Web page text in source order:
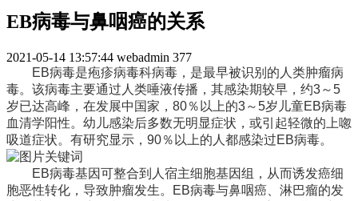
EB病毒与鼻咽癌的关系
2021-05-14 13:57:44 webadmin 377
EB病毒是疱疹病毒科病毒，是最早被识别的人类肿瘤病
毒。该病毒主要通过人类唾液传播，其感染期较早，约3～5
岁已达高峰，在发展中国家，80％以上的3～5岁儿童EB病毒
血清学阳性。幼儿感染后多数无明显症状，或引起轻微的上唿
吸道症状。有研究显示，90％以上的人都感染过EB病毒。
EB病毒基因可整合到人宿主细胞基因组，从而诱发癌细
胞恶性转化，导致肿瘤发生。EB病毒与鼻咽癌、淋巴瘤的发